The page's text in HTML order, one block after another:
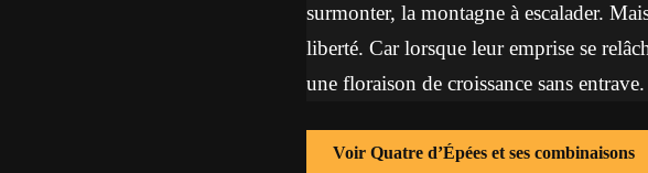
surmonter, la montagne à escalader.
liberté. Car lorsque leur emprise se
une floraison de croissance sans entrave.
Voir Quatre d’Épées et ses combinaisons